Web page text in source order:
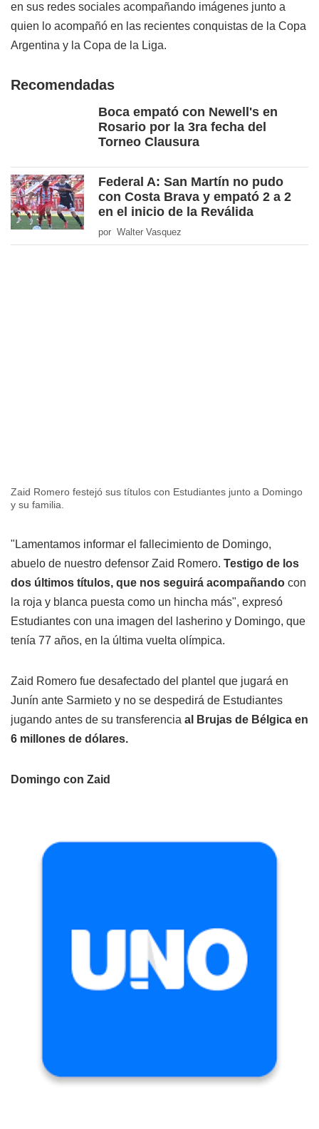
en sus redes sociales acompañando imágenes junto a
quien lo acompañó en las recientes conquistas de la Copa
Argentina y la Copa de la Liga.
Recomendadas
Boca empató con Newell's en
Rosario por la 3ra fecha del
Torneo Clausura
Federal A: San Martín no pudo
con Costa Brava y empató 2 a 2
en el inicio de la Reválida
por Walter Vasquez
Zaid Romero festejó sus títulos con Estudiantes junto a Domingo
y su familia.
"Lamentamos informar el fallecimiento de Domingo,
abuelo de nuestro defensor Zaid Romero. Testigo de los
dos últimos títulos, que nos seguirá acompañando con
la roja y blanca puesta como un hincha más", expresó
Estudiantes con una imagen del lasherino y Domingo, que
tenía 77 años, en la última vuelta olímpica.
Zaid Romero fue desafectado del plantel que jugará en
Junín ante Sarmieto y no se despedirá de Estudiantes
jugando antes de su transferencia al Brujas de Bélgica en
6 millones de dólares.
Domingo con Zaid